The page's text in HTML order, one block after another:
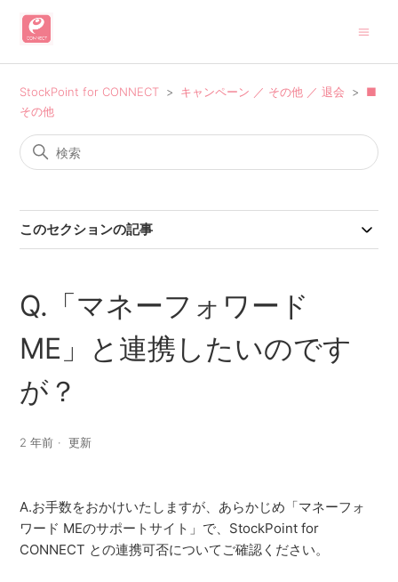
StockPoint for CONNECT キャンペーン ／ その他 ／ 退会
■
その他
このセクションの記事
Q.「マネーフォワード
ME」と連携したいのです
が？
2 年前 更新
A.お手数をおかけいたしますが、あらかじめ「マネーフォ
ワード MEのサポートサイト」で、StockPoint for
CONNECT との連携可否についてご確認ください。